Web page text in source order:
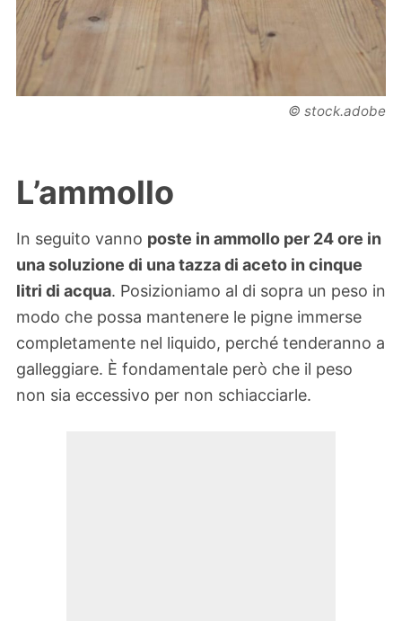
© stock.adobe
L’ammollo
In seguito vanno poste in ammollo per 24 ore in
una soluzione di una tazza di aceto in cinque
litri di acqua. Posizioniamo al di sopra un peso in
modo che possa mantenere le pigne immerse
completamente nel liquido, perché tenderanno a
galleggiare. È fondamentale però che il peso
non sia eccessivo per non schiacciarle.